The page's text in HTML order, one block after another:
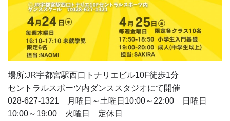
場所:JR宇都宮駅西口トナリエビル10F徒歩1分
セントラルスポーツ内ダンススタジオにて開催
028-627-1321 月曜日～土曜日10:00～22:00 日曜日
10:00～19:00 火曜日 定休日